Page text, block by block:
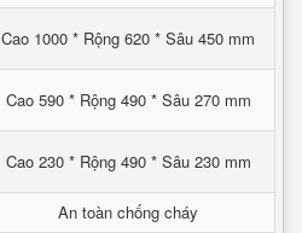
Cao 1000 * Rộng 620 * Sâu 450 mm
Cao 590 * Rộng 490 * Sâu 270 mm
Cao 230 * Rộng 490 * Sâu 230 mm
An toàn chống cháy